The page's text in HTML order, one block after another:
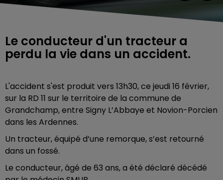
Le conducteur d'un tracteur a
perdu la vie dans un accident.
L'accident s'est produit vers 13h30, ce jeudi 16 février,
sur la RD 11 sur le territoire de la commune de
Grandchamp, entre Signy L’Abbaye et Novion-Porcien
dans les Ardennes.
Un tracteur, équipé d’une remorque, s’est retourné
dans un fossé.
Le conducteur, âgé de 63 ans, a été déclaré décédé